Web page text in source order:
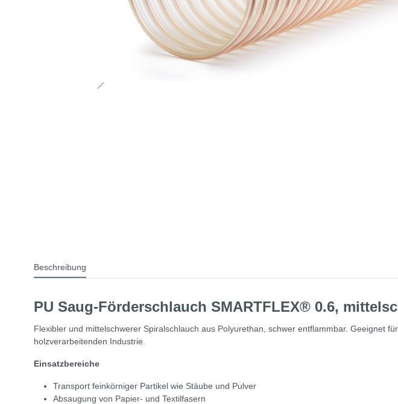
Beschreibung
PU Saug-Förderschlauch SMARTFLEX® 0.6,
Flexibler und mittelschwerer Spiralschlauch aus Polyurethan, schwer entflammbar. Geeignet
holzverarbeitenden Industrie.
Einsatzbereiche
Transport feinkörniger Partikel wie Stäube und Pulver
Absaugung von Papier- und Textilfasern